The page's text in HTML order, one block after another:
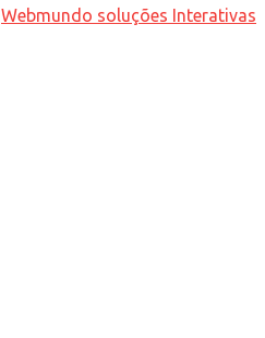
Webmundo soluções Interativas